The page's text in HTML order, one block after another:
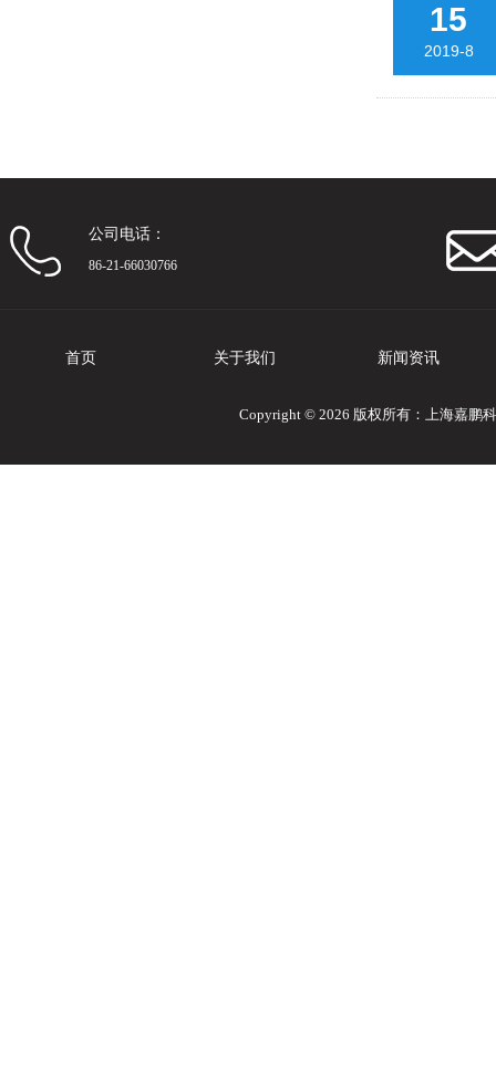
15
2019-8
公司电话：
86-21-66030766
首页 关于我们 新闻资讯
Copyright © 2026 版权所有：上海嘉鹏